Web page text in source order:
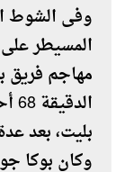
وفى الشوط
المسيطر
بليت، بعد
وكان بوكا